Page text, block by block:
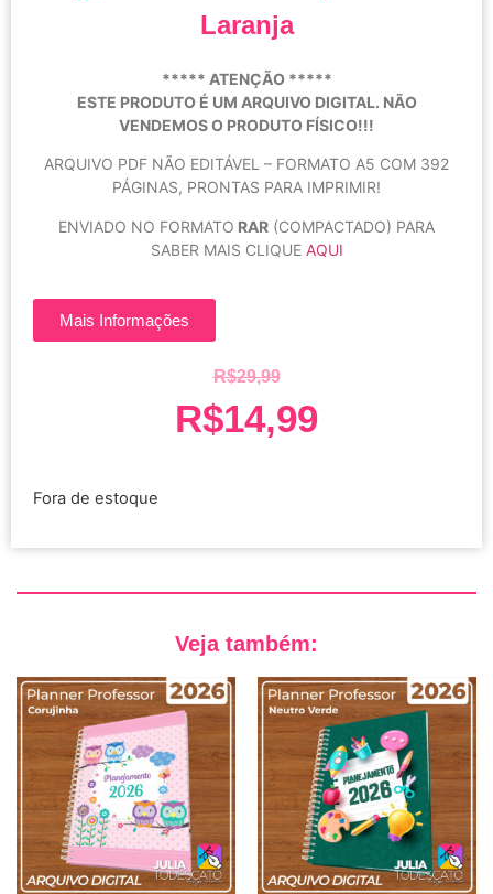
Laranja
***** ATENÇÃO *****
ESTE PRODUTO É UM ARQUIVO DIGITAL. NÃO
VENDEMOS O PRODUTO FÍSICO!!!
ARQUIVO PDF NÃO EDITÁVEL – FORMATO A5 COM 392
PÁGINAS, PRONTAS PARA IMPRIMIR!
ENVIADO NO FORMATO RAR (COMPACTADO) PARA
SABER MAIS CLIQUE AQUI
Mais Informações
R$29,99
R$14,99
Fora de estoque
Veja também: